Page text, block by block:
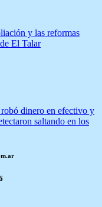
y las reformas
El Talar
dinero en efectivo y
saltando en los